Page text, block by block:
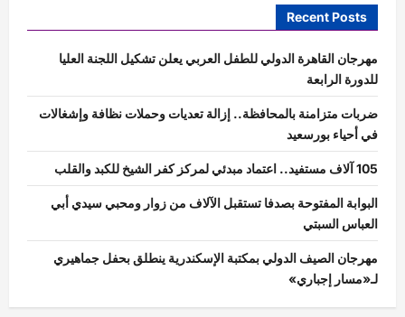
Recent Posts
مهرجان القاهرة الدولي للطفل العربي يعلن تشكيل اللجنة العليا
للدورة الرابعة
ضربات متزامنة بالمحافظة.. إزالة تعديات وحملات نظافة وإشغالات
في أحياء بورسعيد
105 آلاف مستفيد.. اعتماد مبدئي لمركز كفر الشيخ للكبد والقلب
البوابة المفتوحة بصدفا تستقبل الآلاف من زوار ومحبي سيدي أبي
العباس السبتي
مهرجان الصيف الدولي بمكتبة الإسكندرية ينطلق بحفل جماهيري
لـ«مسار إجباري»